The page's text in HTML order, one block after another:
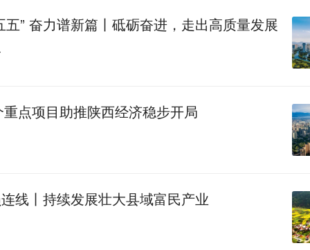
五” 奋力谱新篇丨砥砺奋进，走出高质量发展
点项目助推陕西经济稳步开局
线丨持续发展壮大县域富民产业